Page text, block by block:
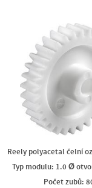
Reely polyacetal čelní
Typ modulu: 1.0 Ø
Počet zubů: